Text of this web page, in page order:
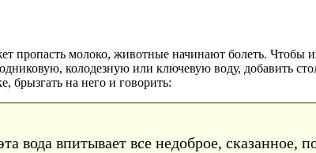
пропасть молоко, животные начинают болеть. Чтобы
колодезную или ключевую воду, добавить
брызгать на него и говорить:
вода впитывает все недоброе, сказанное,